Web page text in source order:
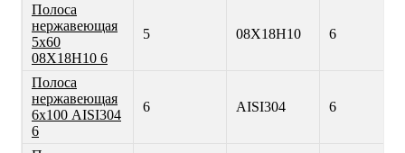
Полоса
нержавеющая
5х60
08Х18Н10 6
5 08Х18Н10 6
Полоса
нержавеющая
6х100 AISI304
6
6 AISI304 6